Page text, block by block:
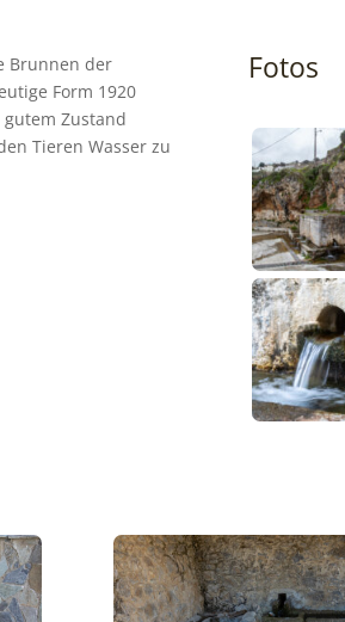
Brunnen der
Form 1920
Zustand
Tieren Wasser zu
Fotos